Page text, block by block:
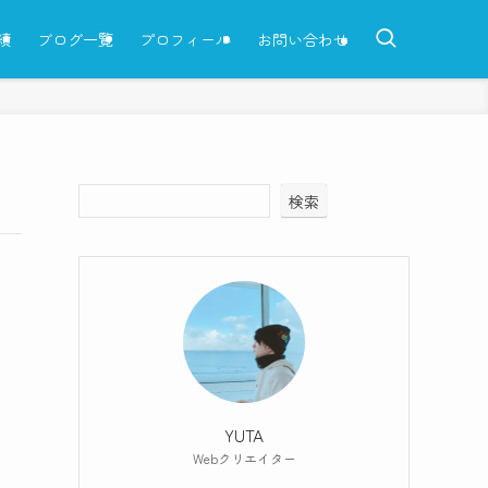
ブログ一覧 プロフィール お問い合わせ
検索
YUTA
Webクリエイター